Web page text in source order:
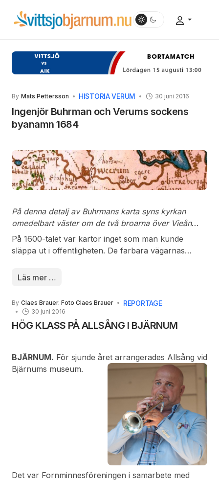
By Mats Pettersson HISTORIA VERUM 30 juni 2016
Ingenjör Buhrman och Verums sockens
byanamn 1684
På denna detalj av Buhrmans karta syns kyrkan
omedelbart väster om de två broarna över Vieån
och Sågmöllebäcken. Längs Viån har byarna och
gårdarna markerats från Malmsjön vid ”Eekholm” till
(1596), dvs ”gården på backen/höjden”.
På 1600-talet var kartor inget som man kunde
släppa ut i offentligheten. De farbara vägarnas
passeras till häst var på den tiden viktiga kunskaper
Läs mer …
By Claes Brauer. Foto Claes Brauer REPORTAGE
30 juni 2016
HÖG KLASS PÅ ALLSÅNG I BJÄRNUM
BJÄRNUM. För sjunde året arrangerades Allsång vid
Bjärnums museum.
Det var Fornminnesföreningen i samarbete med